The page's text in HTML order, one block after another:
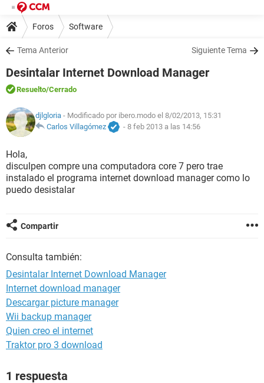
Foros Software
Tema Anterior Siguiente Tema
Desintalar Internet Download Manager
Resuelto/Cerrado
djlgloria - Modificado por ibero.modo el 8/02/2013, 15:31
Carlos Villagómez
- 8 feb 2013 a las 14:56
Hola,
disculpen compre una computadora core 7 pero trae
instalado el programa internet download manager como lo
puedo desistalar
Compartir
Consulta también:
Desintalar Internet Download Manager
Internet download manager
Descargar picture manager
Wii backup manager
Quien creo el internet
Traktor pro 3 download
1 respuesta